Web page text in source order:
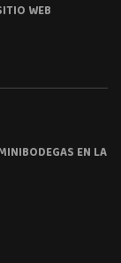
WEB
EN LA